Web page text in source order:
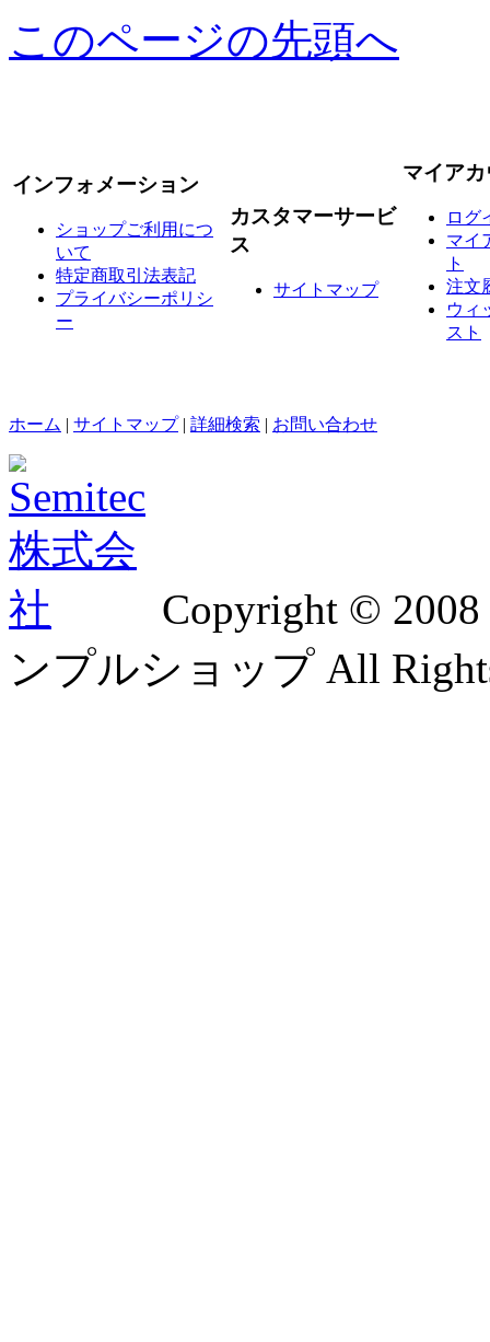
このページの先頭へ
インフォメーション
ショップご利用につ
いて
特定商取引法表記
プライバシーポリシ
ー
カスタマーサービ
ス
サイトマップ
マイア
ログ
マイ
ト
注文
ウィ
スト
ホーム | サイトマップ| 詳細検索 | お問い合わせ
Copyright ©
ンプルショップ All